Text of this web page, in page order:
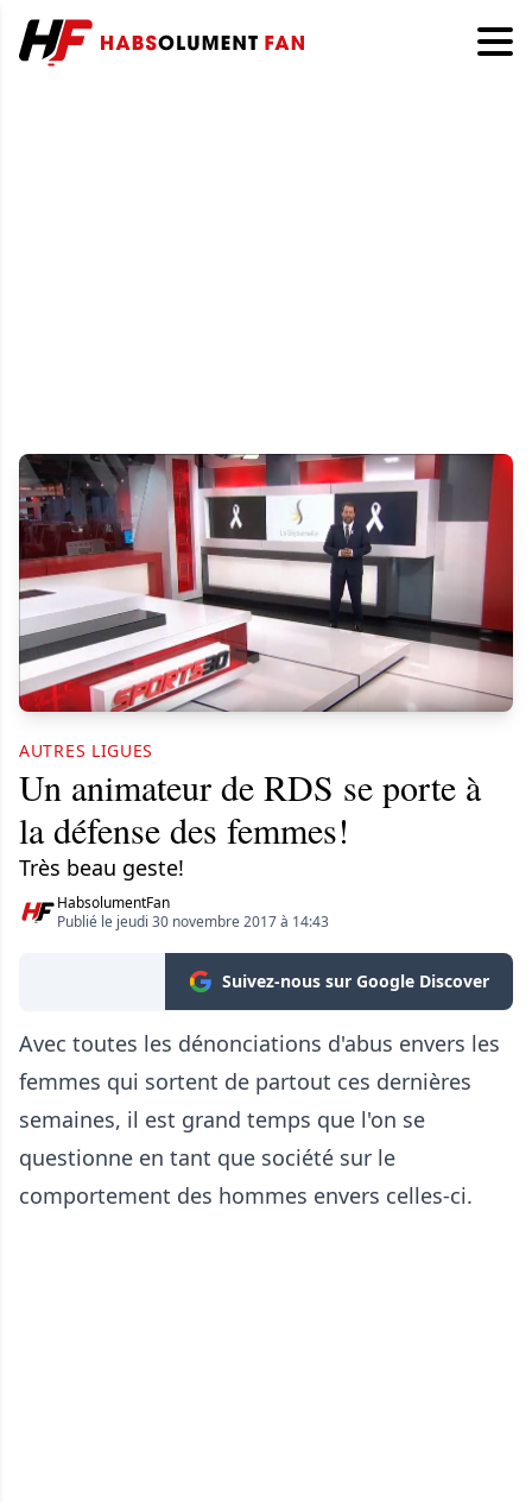
AUTRES LIGUES
Un animateur de RDS se porte à
la défense des femmes!
Très beau geste!
HabsolumentFan
Publié le jeudi 30 novembre 2017 à 14:43
Suivez-nous sur Google Discover
Avec toutes les dénonciations d'abus envers les
femmes qui sortent de partout ces dernières
semaines, il est grand temps que l'on se
questionne en tant que société sur le
comportement des hommes envers celles-ci.